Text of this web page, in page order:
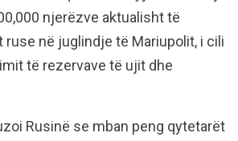
njerëzve aktualisht të
ruse në juglindje të Mariupolit, i cili
të rezervave të ujit dhe
Rusinë se mban peng qytetarët